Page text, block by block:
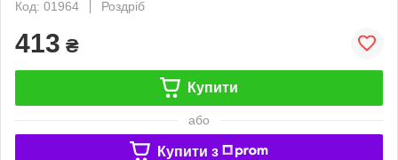
Код: 01964
Роздріб
413 ₴
Купити
або
Купити з